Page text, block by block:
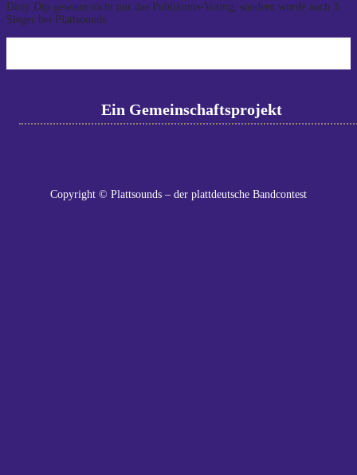
Dirty Dip gewann nicht nur das Publikums-Voting, sondern wurde auch 3.
Sieger bei Plattsounds
Ein Gemeinschaftsprojekt
Copyright © Plattsounds – der plattdeutsche Bandcontest